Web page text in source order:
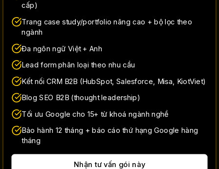
cấp)
Trang case study/portfolio nâng cao + bộ lọc theo
ngành
Đa ngôn ngữ Việt + Anh
Lead form phân loại theo nhu cầu
Kết nối CRM B2B (HubSpot, Salesforce, Misa, KiotViet)
Blog SEO B2B (thought leadership)
Tối ưu Google cho 15+ từ khoá ngành nghề
Bảo hành 12 tháng + báo cáo thứ hạng Google hàng
tháng
Nhận tư vấn gói này